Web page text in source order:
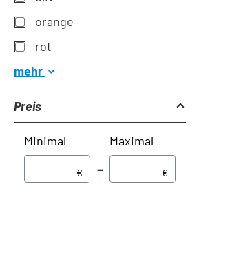
orange
rot
mehr
Preis
Minimal
€ –
Maximal
€